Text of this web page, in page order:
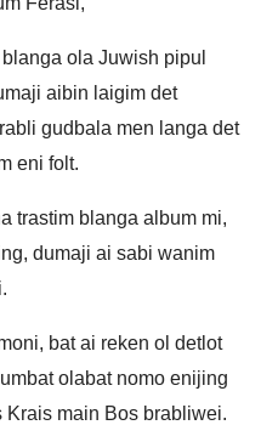
ola Juwish pipul
aibin laigim det
gudbala men langa det
eni folt.
trastim blanga album mi,
dumaji ai sabi wanim
bat ai reken ol detlot
olabat nomo enijing
main Bos brabliwei.